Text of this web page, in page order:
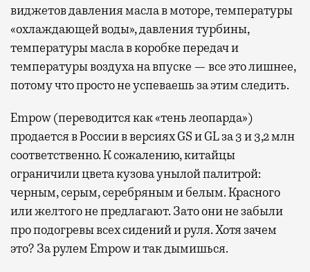
виджетов давления масла в моторе, температуры
«охлаждающей воды», давления турбины,
температуры масла в коробке передач и
температуры воздуха на впуске — все это лишнее,
потому что просто не успеваешь за этим следить.
Empow (переводится как «тень леопарда»)
продается в России в версиях GS и GL за 3 и 3,2 млн
соответственно. К сожалению, китайцы
ограничили цвета кузова унылой палитрой:
черным, серым, серебряным и белым. Красного
или желтого не предлагают. Зато они не забыли
про подогревы всех сидений и руля. Хотя зачем
это? За рулем Empow и так дымишься.